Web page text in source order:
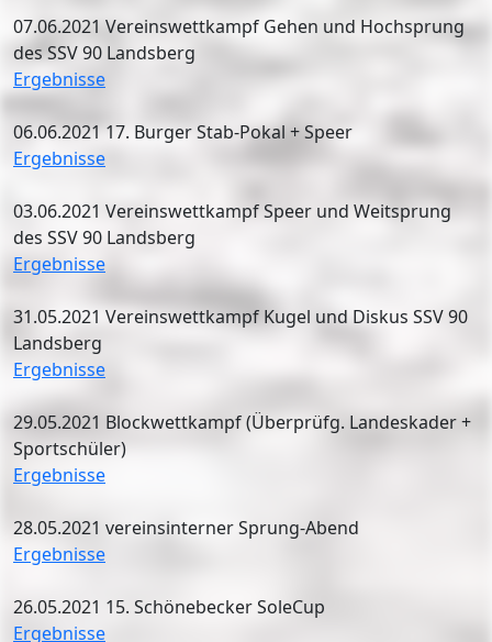
07.06.2021 Vereinswettkampf Gehen und Hochsprung
des SSV 90 Landsberg
Ergebnisse
06.06.2021 17. Burger Stab-Pokal + Speer
Ergebnisse
03.06.2021 Vereinswettkampf Speer und Weitsprung
des SSV 90 Landsberg
Ergebnisse
31.05.2021 Vereinswettkampf Kugel und Diskus SSV 90
Landsberg
Ergebnisse
29.05.2021 Blockwettkampf (Überprüfg. Landeskader +
Sportschüler)
Ergebnisse
28.05.2021 vereinsinterner Sprung-Abend
Ergebnisse
26.05.2021 15. Schönebecker SoleCup
Ergebnisse